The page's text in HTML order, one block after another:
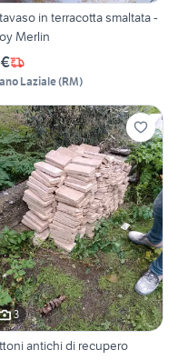
in terracotta smaltata -
Merlin
Laziale(RM)
3
antichi di recupero